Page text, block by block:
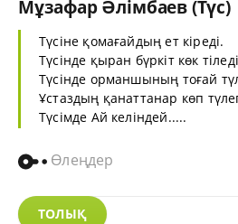
Мұзафар Әлімбаев (Түс)
Түсіне қомағайдың ет кіреді.
Түсінде қыран бүркіт көк
Түсінде орманшының тоғай
Ұстаздың қанаттанар көп
Түсімде Ай келіндей.....
Өлеңдер
ТОЛЫҚ